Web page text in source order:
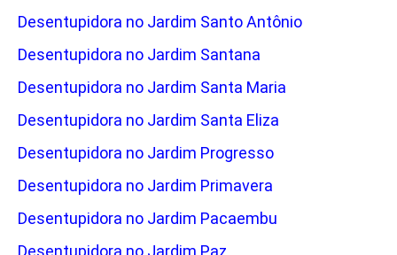
Desentupidora no Jardim Santo Antônio
Desentupidora no Jardim Santana
Desentupidora no Jardim Santa Maria
Desentupidora no Jardim Santa Eliza
Desentupidora no Jardim Progresso
Desentupidora no Jardim Primavera
Desentupidora no Jardim Pacaembu